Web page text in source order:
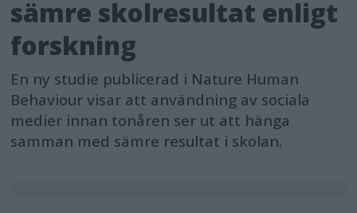
sämre skolresultat enligt
forskning
En ny studie publicerad i Nature Human
Behaviour visar att användning av sociala
medier innan tonåren ser ut att hänga
samman med sämre resultat i skolan.